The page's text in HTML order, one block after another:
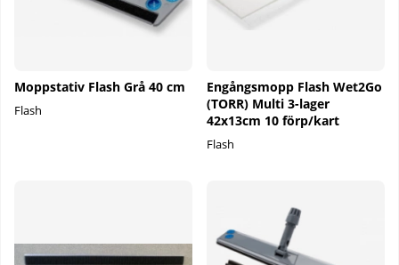
Moppstativ Flash Grå 40 cm
Flash
Engångsmopp Flash Wet2Go
(TORR) Multi 3-lager
42x13cm 10 förp/kart
Flash